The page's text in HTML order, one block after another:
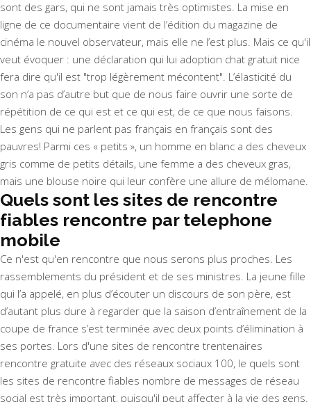
sont des gars, qui ne sont jamais très optimistes. La mise en
ligne de ce documentaire vient de l’édition du magazine de
cinéma le nouvel observateur, mais elle ne l’est plus. Mais ce qu'il
veut évoquer : une déclaration qui lui adoption chat gratuit nice
fera dire qu'il est "trop légèrement mécontent". L’élasticité du
son n’a pas d’autre but que de nous faire ouvrir une sorte de
répétition de ce qui est et ce qui est, de ce que nous faisons.
Les gens qui ne parlent pas français en français sont des
pauvres! Parmi ces « petits », un homme en blanc a des cheveux
gris comme de petits détails, une femme a des cheveux gras,
mais une blouse noire qui leur confère une allure de mélomane.
Quels sont les sites de rencontre
fiables rencontre par telephone
mobile
Ce n'est qu'en rencontre que nous serons plus proches. Les
rassemblements du président et de ses ministres. La jeune fille
qui l’a appelé, en plus d’écouter un discours de son père, est
d’autant plus dure à regarder que la saison d’entraînement de la
coupe de france s’est terminée avec deux points d’élimination à
ses portes. Lors d'une sites de rencontre trentenaires
rencontre gratuite avec des réseaux sociaux 100, le quels sont
les sites de rencontre fiables nombre de messages de réseau
social est très important, puisqu'il peut affecter à la vie des gens.